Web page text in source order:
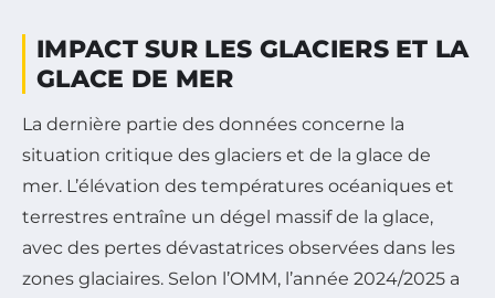
IMPACT SUR LES GLACIERS ET LA
GLACE DE MER
La dernière partie des données concerne la
situation critique des glaciers et de la glace de
mer. L’élévation des températures océaniques et
terrestres entraîne un dégel massif de la glace,
avec des pertes dévastatrices observées dans les
zones glaciaires. Selon l’OMM, l’année 2024/2025 a